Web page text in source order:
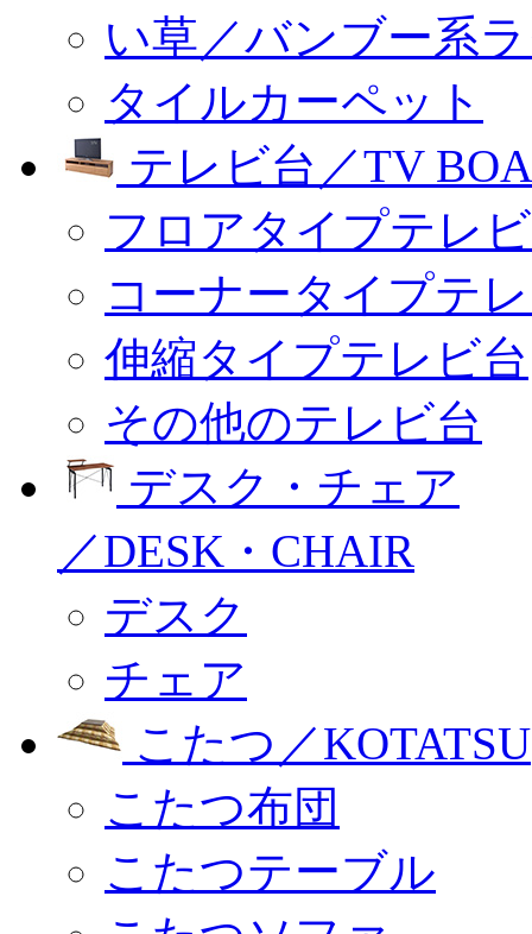
い草／バンブー系
タイルカーペット
テレビ台／TV
フロアタイプテレ
コーナータイプテ
伸縮タイプテレビ台
その他のテレビ台
デスク・チェア
／DESK・CHAIR
デスク
チェア
こたつ／KOTATSU
こたつ布団
こたつテーブル